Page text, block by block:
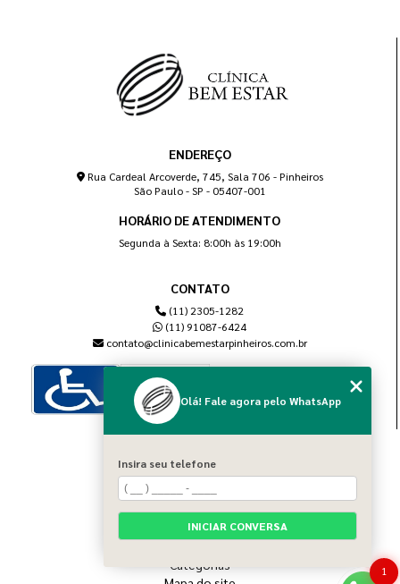
ENDEREÇO
Rua Cardeal Arcoverde, 745, Sala 706 - Pinheiros
São Paulo - SP - 05407-001
HORÁRIO DE ATENDIMENTO
Segunda à Sexta: 8:00h às 19:00h
CONTATO
(11) 2305-1282
(11) 91087-6424
contato@clinicabemestarpinheiros.com.br
Home
Sobre nós
Blog
Serviços
Categorias
1
Olá! Fale agora pelo WhatsApp
Insira seu telefone
INICIAR CONVERSA